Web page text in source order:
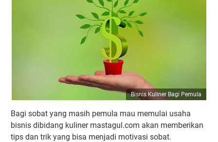
Bisnis Kuliner Bagi Pemula
Bagi sobat yang masih pemula mau memulai usaha
bisnis dibidang kuliner mastagul.com akan memberikan
tips dan trik yang bisa menjadi motivasi sobat.